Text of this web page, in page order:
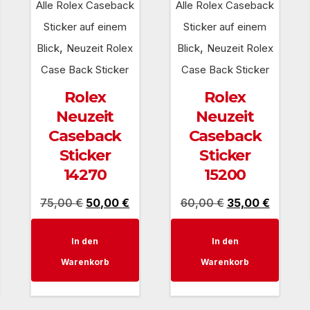
Alle Rolex Caseback
Sticker auf einem
Blick, Neuzeit Rolex
Case Back Sticker
Rolex
Neuzeit
Caseback
Sticker
14270
75,00€ Ursprünglicher
Preis
war:
75,00 €
50,00€
Preis
In den
Warenkorb
Alle Rolex Caseback
Sticker auf einem
Blick, Neuzeit Rolex
Case Back Sticker
Rolex
Neuzeit
Caseback
Sticker
15200
60,00€ Ursprünglicher
Preis
war:
60,00 €
35,00 €
Preis
In den
Warenkorb